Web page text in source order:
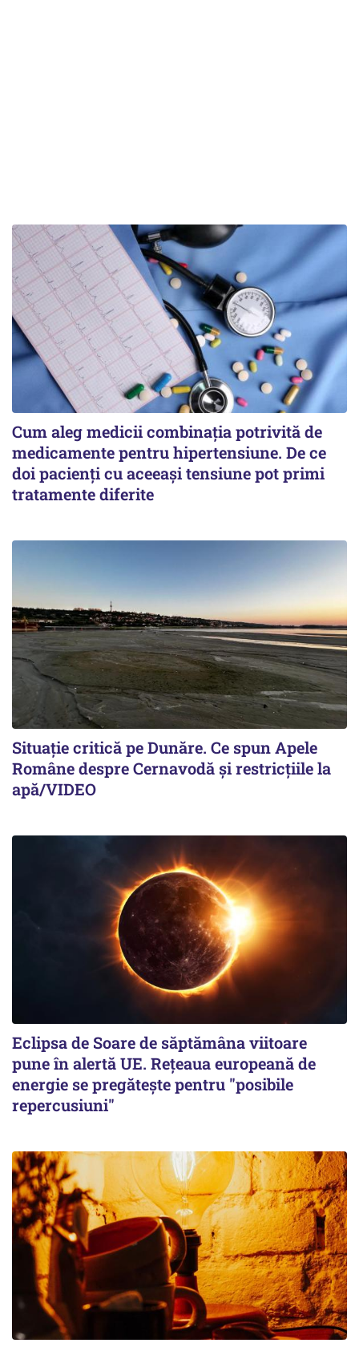
Cum aleg medicii combinația potrivită de
medicamente pentru hipertensiune. De ce
doi pacienți cu aceeași tensiune pot primi
tratamente diferite
Situație critică pe Dunăre. Ce spun Apele
Române despre Cernavodă și restricțiile la
apă/VIDEO
Eclipsa de Soare de săptămâna viitoare
pune în alertă UE. Rețeaua europeană de
energie se pregătește pentru "posibile
repercusiuni"